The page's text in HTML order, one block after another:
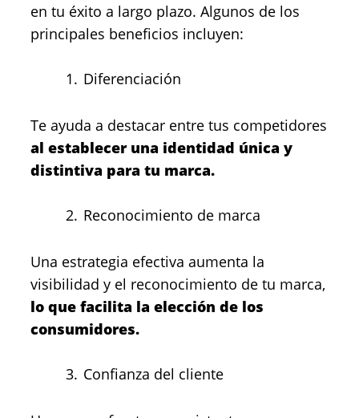
en tu éxito a largo plazo. Algunos de los
principales beneficios incluyen:
Diferenciación
Te ayuda a destacar entre tus competidores
al establecer una identidad única y
distintiva para tu marca.
Reconocimiento de marca
Una estrategia efectiva aumenta la
visibilidad y el reconocimiento de tu marca,
lo que facilita la elección de los
consumidores.
Confianza del cliente